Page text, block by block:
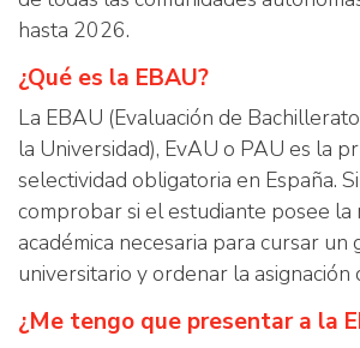
hasta 2026.
¿Qué es la EBAU?
La EBAU (Evaluación de
la Universidad), EvAU o PAU es la
selectividad obligatoria en España.
comprobar si el estudiante posee la
académica necesaria para cursar un
universitario y ordenar la asignación
¿Me tengo que presentar a la